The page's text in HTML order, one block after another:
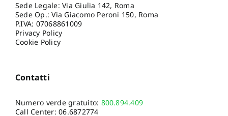
Sede Legale: Via Giulia 142, Roma
Sede Op.: Via Giacomo Peroni 150, Roma
P.IVA: 07068861009
Privacy Policy
Cookie Policy
Contatti
Numero verde gratuito: 800.894.409
Call Center:06.6872774